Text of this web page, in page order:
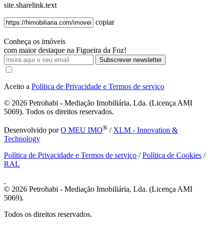
site.sharelink.text
copiar
Conheça os imóveis
com maior destaque na Figueira da Foz!
Subscrever newsletter
Aceito a Política de Privacidade e Termos de serviço
© 2026 Petrohabi - Mediação Imobiliária, Lda. (Licença AMI
5069). Todos os direitos reservados.
Desenvolvido porO MEU IMO® / XLM - Innovation &
Technology
Política de Privacidade e Termos de serviço /Política de Cookies /
RAL
© 2026 Petrohabi - Mediação Imobiliária, Lda. (Licença AMI
5069).
Todos os direitos reservados.